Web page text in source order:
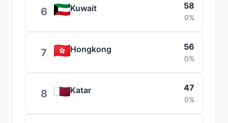
6 Kuwait 58
0%
7 Hongkong 56
0%
8 Katar 47
0%